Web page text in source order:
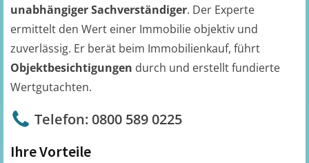
unabhängiger Sachverständiger. Der Experte
ermittelt den Wert einer Immobilie objektiv und
zuverlässig. Er berät beim Immobilienkauf, führt
Objektbesichtigungen durch und erstellt fundierte
Wertgutachten.
Telefon: 0800 589 0225
Ihre Vorteile